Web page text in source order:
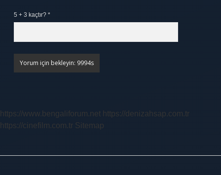
5 + 3 kaçtır? *
https://www.bengaliforum.net https://denizahsap.com.tr
https://cinefilm.com.tr Sitemap